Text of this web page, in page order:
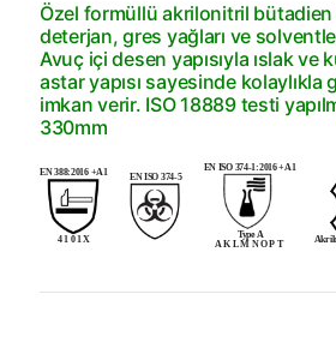
Özel formüllü akrilonitril
deterjan, gres yağları ve
Avuç içi desen yapısıyla ıslak
astar yapısı sayesinde kolaylıkla
imkan verir. ISO 18889 testi
330mm
EN 388:2016 +A1
4 1 0 1 X
EN ISO 374-5
EN ISO 374-1:2016 +A1
Type A
A K L M N O P T